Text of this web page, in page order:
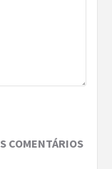
COMENTÁRIOS